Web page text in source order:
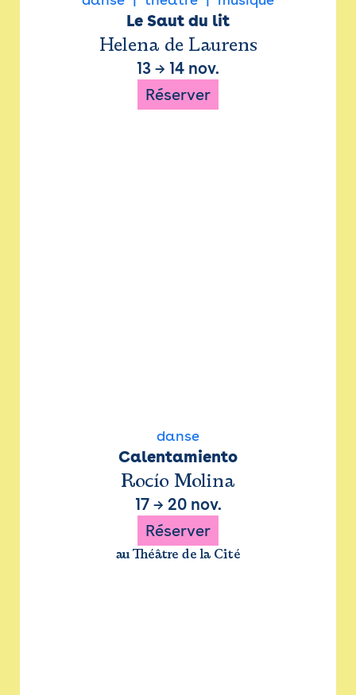
Le Saut du lit
Helena de Laurens
13 → 14 nov.
Réserver
danse
Calentamiento
Rocío Molina
17→ 20 nov.
Réserver
au Théâtre de la Cité